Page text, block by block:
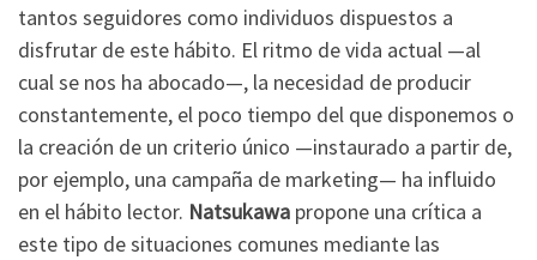
tantos seguidores como individuos dispuestos a
disfrutar de este hábito. El ritmo de vida actual —al
cual se nos ha abocado—, la necesidad de producir
constantemente, el poco tiempo del que disponemos o
la creación de un criterio único —instaurado a partir de,
por ejemplo, una campaña de marketing— ha influido
en el hábito lector. Natsukawa propone una crítica a
este tipo de situaciones comunes mediante las